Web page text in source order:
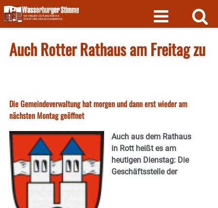
Skip
to
content
Auch Rotter Rathaus am Freitag zu
Die Gemeindeverwaltung hat morgen und dann erst wieder am
nächsten Montag geöffnet
Auch aus dem Rathaus
in Rott heißt es am
heutigen Dienstag: Die
Geschäftsstelle der